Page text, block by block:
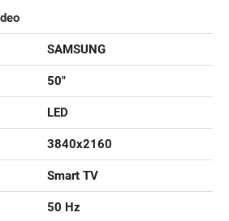
SAMSUNG
50"
LED
3840x2160
Smart TV
50 Hz